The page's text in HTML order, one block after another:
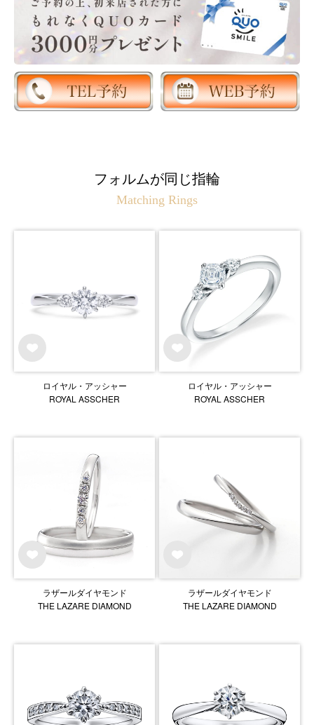
フォルムが同じ指輪
Matching Rings
ロイヤル・アッシャー
ROYAL ASSCHER
ロイヤル・アッシャー
ROYAL ASSCHER
ラザールダイヤモンド
THE LAZARE DIAMOND
ラザールダイヤモンド
THE LAZARE DIAMOND